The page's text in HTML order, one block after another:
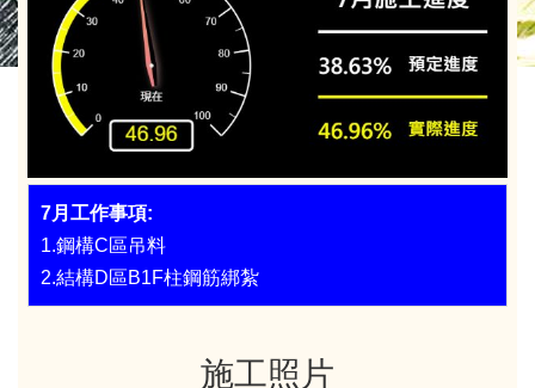
7月工作事項:
1.鋼構C區吊料
2.結構D區B1F柱鋼筋綁紮
施工照片